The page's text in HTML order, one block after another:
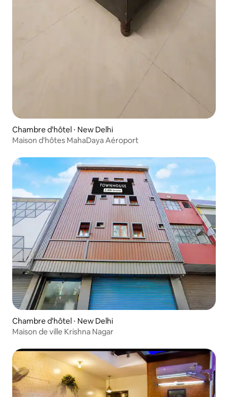
Chambre d'hôtel ⋅ New Delhi
Maison d'hôtes MahaDaya Aéroport
Chambre d'hôtel ⋅ New Delhi
Maison de ville Krishna Nagar